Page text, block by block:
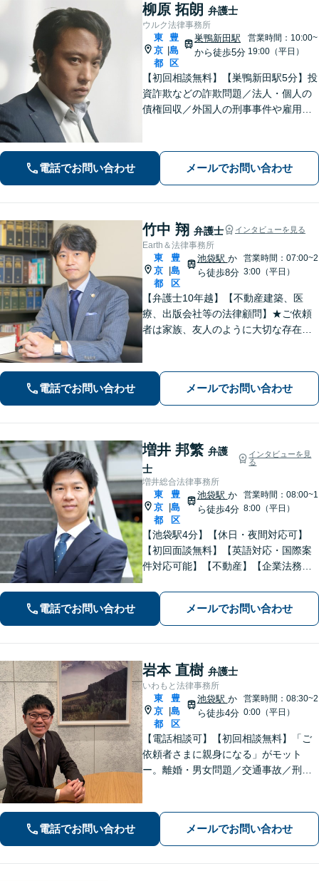
柳原 拓朗 弁護士
ウルク法律事務所
東
京
都
|
豊
島
区
巣鴨新田駅
から徒歩5分
営業時間：10:00~
19:00（平日）
【初回相談無料】【巣鴨新田駅5分】投
資詐欺などの詐欺問題／法人・個人の
債権回収／外国人の刑事事件や雇用問
を1日でも早く解消できるよう尽力しま
す。お気軽にご相談ください【Web相
談可】
電話でお問い合わせ メールでお問い合わせ
竹中 翔 弁護士 インタビューを見る
Earth＆法律事務所
東
京
都
豊
島
区
池袋駅 か
ら徒歩8分
営業時間：07:00~2
3:00（平日）
【弁護士10年越】【不動産建築、医
療、出版会社等の法律顧問】★ご依頼
者は家族、友人のように大切な存在と
続・交通・借金・労働・債権回収も注
力【個人、法人案件共に対応】
電話でお問い合わせ メールでお問い合わせ
増井 邦繁 弁護
士
インタビューを見
る
増井総合法律事務所
東
京
都
豊
島
区
池袋駅 か
ら徒歩4分
営業時間：08:00~1
8:00（平日）
【池袋駅4分】【休日・夜間対応可】
【初回面談無料】【英語対応・国際案
件対応可能】【不動産】【企業法務】
用】仕事内容に応じて料金相談可。ま
ずはお気軽にご相談下さい。【セミナ
ー・論文掲載経験あり】【留学経験あ
り】
電話でお問い合わせ メールでお問い合わせ
岩本 直樹 弁護士
いわもと法律事務所
東
京
都
豊
島
区
池袋駅 か
ら徒歩4分
営業時間：08:30~2
0:00（平日）
【電話相談可】【初回相談無料】「ご
依頼者さまに親身になる」がモット
ー。離婚・男女問題／交通事故／刑事
トラブルも解決まで尽力します【休
日・夜間相談可】【完全個室】【池袋
駅10分】
電話でお問い合わせ メールでお問い合わせ